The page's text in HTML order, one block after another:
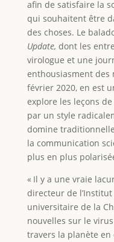
afin de satisfaire la
qui souhaitent être
des choses. Le
Update, dont les
virologue et une
enthousiasment des
février 2020, en est
explore les leçons
par un style
domine
la communication
plus en plus
« Il y a une vraie
directeur de
universitaire de la
nouvelles sur le
travers la planète en